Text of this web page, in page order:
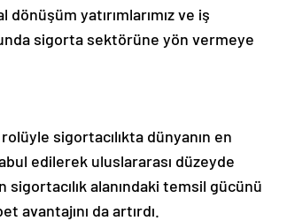
yatırımlarımız ve iş
sigorta sektörüne yön vermeye
rolüyle sigortacılıkta dünyanın en
edilerek uluslararası düzeyde
alanındaki temsil gücünü
avantajını da artırdı.